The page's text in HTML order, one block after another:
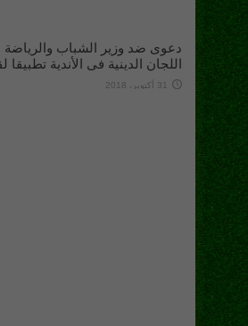
دعوى ضد وزير الشباب والرياضة
اللجان الدينية فى الأندية تطبيقا
31 أكتوبر، 2018